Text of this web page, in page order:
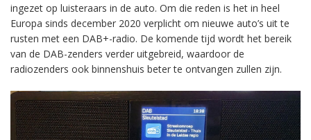
ingezet op luisteraars in de auto. Om die reden is het in heel
Europa sinds december 2020 verplicht om nieuwe auto’s uit te
rusten met een DAB+-radio. De komende tijd wordt het bereik
van de DAB-zenders verder uitgebreid, waardoor de
radiozenders ook binnenshuis beter te ontvangen zullen zijn.